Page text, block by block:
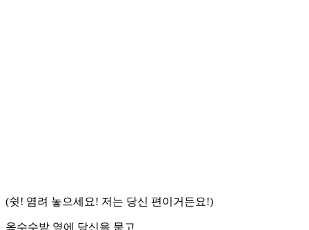
(쉿! 염려 놓으세요! 저는 당신 편이거든요!)
옥수수밭 옆에 당신을 묻고